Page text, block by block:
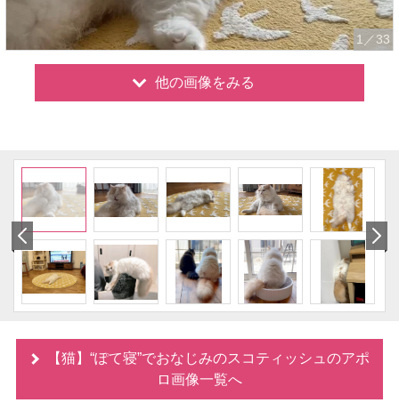
1 ／33
他の画像をみる
【猫】“ぽて寝”でおなじみのスコティッシュのアポ
ロ画像一覧へ